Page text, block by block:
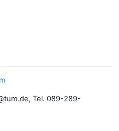
Tel. 089-289-